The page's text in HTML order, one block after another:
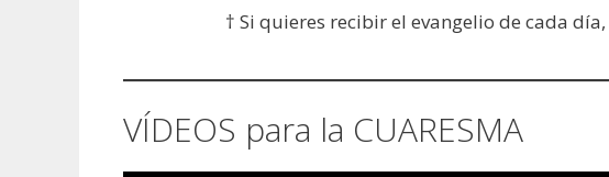
† Si quieres recibir el evangelio de cada día,
VÍDEOS para la CUARESMA